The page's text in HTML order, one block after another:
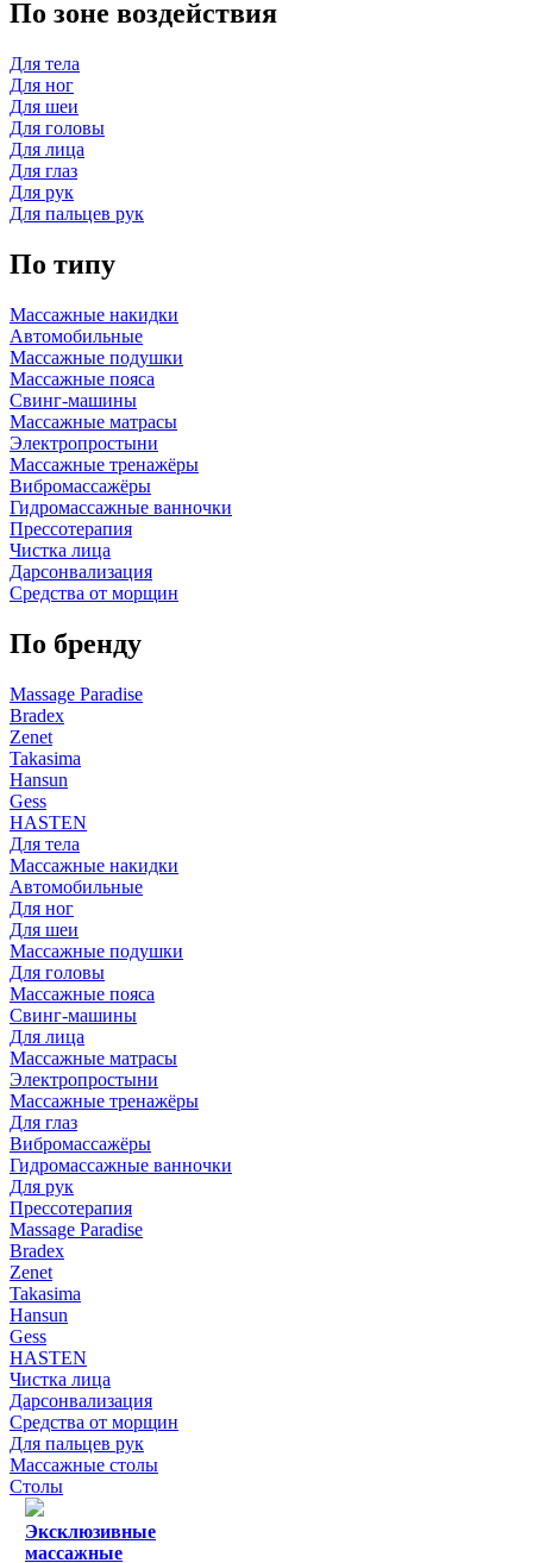
По зоне воздействия
Для тела
Для ног
Для шеи
Для головы
Для лица
Для глаз
Для рук
Для пальцев рук
По типу
Массажные накидки
Автомобильные
Массажные подушки
Массажные пояса
Свинг-машины
Массажные матрасы
Электропростыни
Массажные тренажёры
Вибромассажёры
Гидромассажные ванночки
Прессотерапия
Чистка лица
Дарсонвализация
Средства от морщин
По бренду
Massage Paradise
Bradex
Zenet
Takasima
Hansun
Gess
HASTEN
Для тела
Массажные накидки
Автомобильные
Для ног
Для шеи
Массажные подушки
Для головы
Массажные пояса
Свинг-машины
Для лица
Массажные матрасы
Электропростыни
Массажные тренажёры
Для глаз
Вибромассажёры
Гидромассажные ванночки
Для рук
Прессотерапия
Massage Paradise
Bradex
Zenet
Takasima
Hansun
Gess
HASTEN
Чистка лица
Дарсонвализация
Средства от морщин
Для пальцев рук
Массажные столы
Столы
Эксклюзивные
массажные